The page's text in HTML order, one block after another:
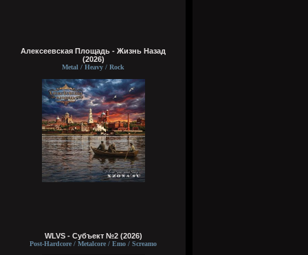
Алексеевская Площадь - Жизнь Назад
(2026)
Metal / Heavy / Rock
WLVS - Субъект №2 (2026)
Post-Hardcore / Metalcore / Emo / Screamo